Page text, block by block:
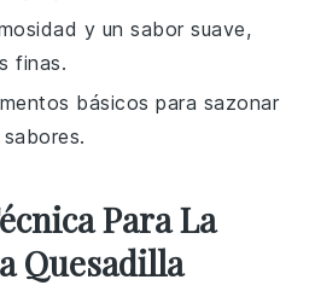
y un sabor suave,
finas.
básicos para sazonar
Para La
Quesadilla